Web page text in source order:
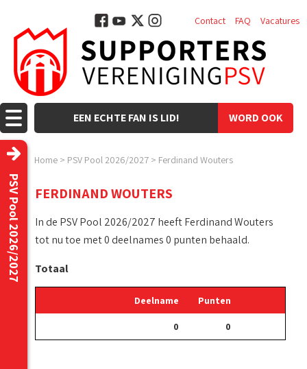
WORD OOK
EEN ECHTE FAN IS LID!
Contact FAQ Vacatures
Home > PSV Pool 2026/2027 > Ferdinand Wouters
PSV Pool 2026/2027 FERDINAND WOUTERS
In de PSV Pool 2026/2027 heeft Ferdinand Wouters
tot nu toe met 0 deelnames 0 punten behaald.
Totaal
Deelname Punten
0 0